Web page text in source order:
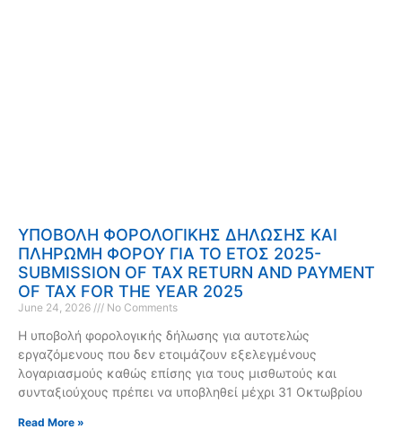
ΥΠΟΒΟΛΗ ΦΟΡΟΛΟΓΙΚΗΣ ΔΗΛΩΣΗΣ ΚΑΙ
ΠΛΗΡΩΜΗ ΦΟΡΟΥ ΓΙΑ ΤΟ ΕΤΟΣ 2025-
SUBMISSION OF TAX RETURN AND PAYMENT
OF TAX FOR THE YEAR 2025
June 24, 2026 No Comments
Η υποβολή φορολογικής δήλωσης για αυτοτελώς
εργαζόμενους που δεν ετοιμάζουν εξελεγμένους
λογαριασμούς καθώς επίσης για τους μισθωτούς και
συνταξιούχους πρέπει να υποβληθεί μέχρι 31 Οκτωβρίου
Read More »